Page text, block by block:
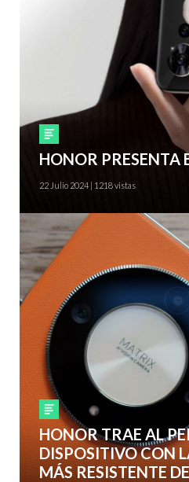
Smartphones
HONOR PRESENTA
22 Julio 2024 | 1218 vistas
Smartphones
HONOR TRAE AL
DISPOSITIVO CON
MÁS RESISTENTE